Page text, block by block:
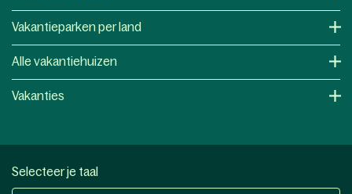
Vakantieparken per land
Alle vakantiehuizen
Vakanties
Selecteer je taal